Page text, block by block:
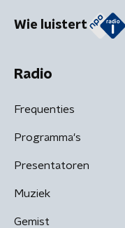
Wie luistert
Radio
Frequenties
Programma's
Presentatoren
Muziek
Gemist